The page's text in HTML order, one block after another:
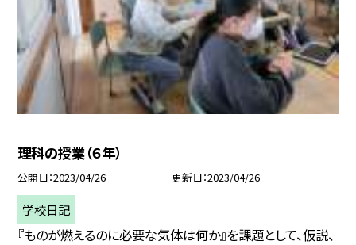
理科の授業（６年）
公開日 2023/04/26 更新日 2023/04/26
学校日記
『ものが燃えるのに必要な気体は何か』を課題として、仮説、